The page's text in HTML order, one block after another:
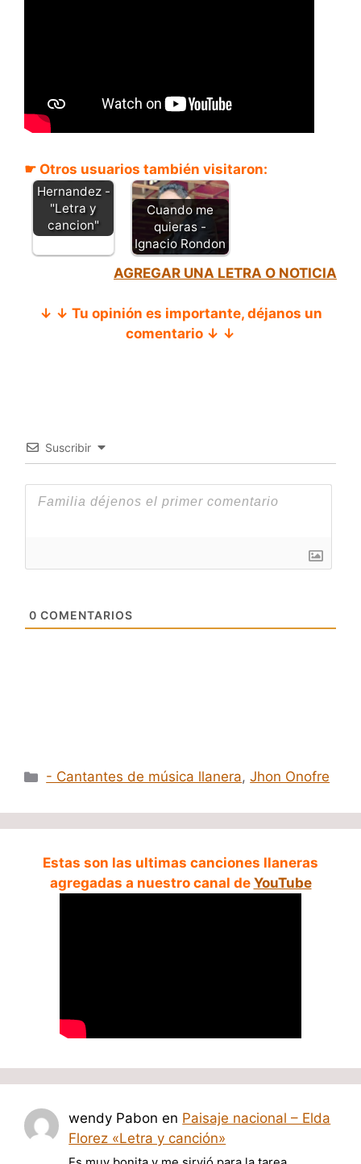
☛ Otros usuarios también visitaron:
el - Liliana
Hernandez -
"Letra y
cancion"
Cuando me
quieras -
Ignacio Rondon
AGREGAR UNA LETRA O NOTICIA
↓ ↓ Tu opinión es importante, déjanos un
comentario ↓ ↓
Suscribir
0 COMENTARIOS
Categorías
- Cantantes de música llanera,Jhon Onofre
Estas son las ultimas canciones llaneras
agregadas a nuestro canal de YouTube
wendy Pabon en Paisaje nacional – Elda
Florez «Letra y canción»